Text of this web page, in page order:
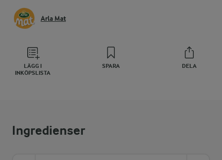
Arla Mat
LÄGG I
INKÖPSLISTA
SPARA DELA
Ingredienser